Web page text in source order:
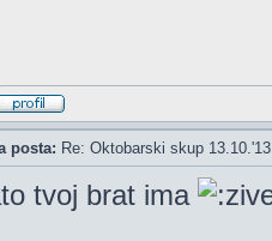
posta: Re: Oktobarski skup
tvoj brat ima